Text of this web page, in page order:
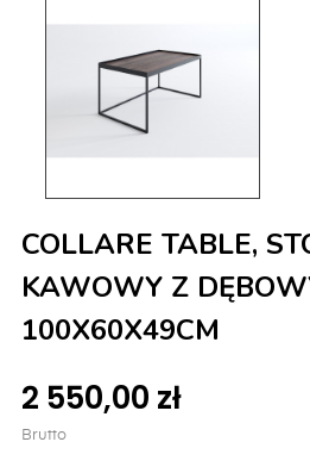
COLLARE TABLE,
KAWOWY Z
100X60X49CM
2 550,00 zł
Brutto